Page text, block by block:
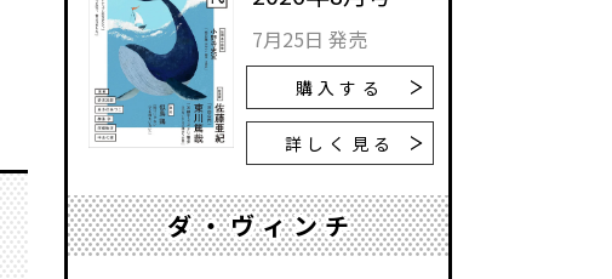
7月25日 発売
購入する
詳しく見る
ダ・ヴィンチ